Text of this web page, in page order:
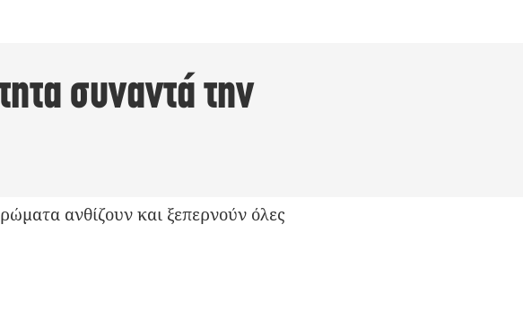
συναντά την
ανθίζουν και ξεπερνούν όλες